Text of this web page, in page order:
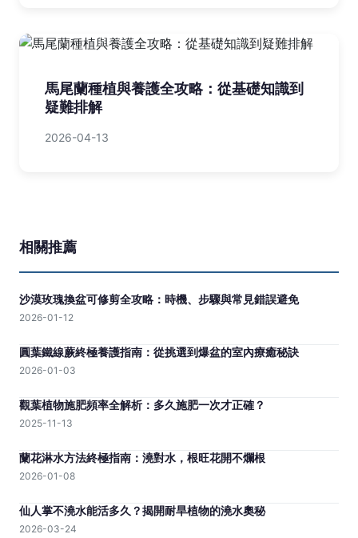
馬尾蘭種植與養護全攻略：從基礎知識到
疑難排解
2026-04-13
相關推薦
沙漠玫瑰換盆可修剪全攻略：時機、步驟與常見錯誤避免
2026-01-12
圓葉鐵線蕨終極養護指南：從挑選到爆盆的室內療癒秘訣
2026-01-03
觀葉植物施肥頻率全解析：多久施肥一次才正確？
2025-11-13
蘭花淋水方法終極指南：澆對水，根旺花開不爛根
2026-01-08
仙人掌不澆水能活多久？揭開耐旱植物的澆水奧秘
2026-03-24